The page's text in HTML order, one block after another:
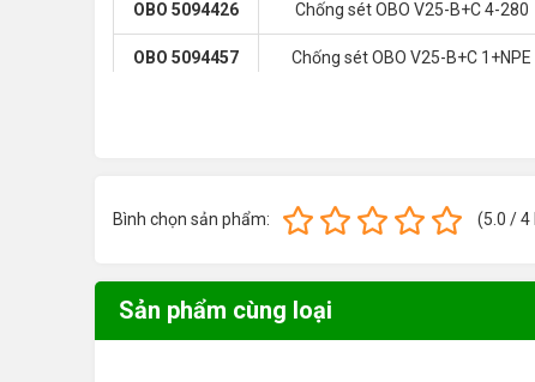
OBO 5094426 Chống sét OBO V25-B+C 4-280
OBO 5094457 Chống sét OBO V25-B+C 1+NPE
Chống sét OBO V50-B+C 4
OBO 5093654 Chống sét OBO V50-B+C 3+NPE
OBO 5096849 Chống sét OBO MCD 50-B
Bình chọn sản phẩm: (5.0 /4
Sản phẩm cùng loại